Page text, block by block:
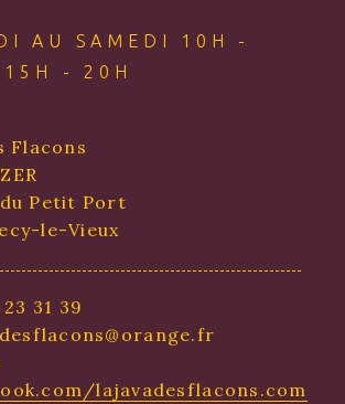
AU SAMEDI 10H -
- 20H
Flacons
Petit Port
le-Vieux
31 39
lajavadesflacons.com